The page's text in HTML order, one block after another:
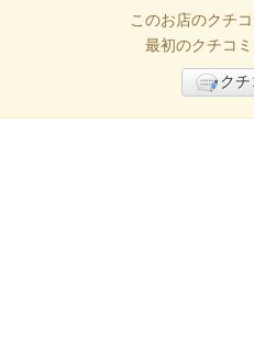
このお店のクチ
最初のクチコ
ク